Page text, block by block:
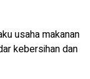
usaha makanan
kebersihan dan